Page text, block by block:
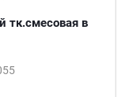
тк.смесовая в